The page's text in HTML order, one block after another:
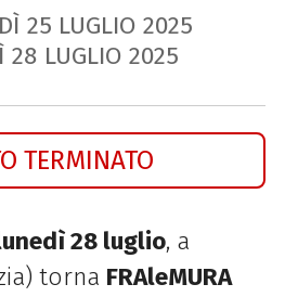
25 LUGLIO 2025
28 LUGLIO 2025
TERMINATO
28 luglio, a
torna FRAleMURA